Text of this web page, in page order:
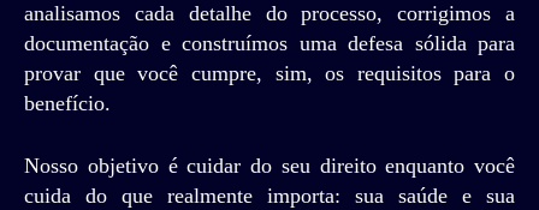
analisamos cada detalhe do processo, corrigimos a
documentação e construímos uma defesa sólida para
provar que você cumpre, sim, os requisitos para o
benefício.
Nosso objetivo é cuidar do seu direito enquanto você
cuida do que realmente importa: sua saúde e sua